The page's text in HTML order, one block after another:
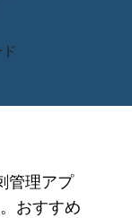
管理アプ
おすすめ